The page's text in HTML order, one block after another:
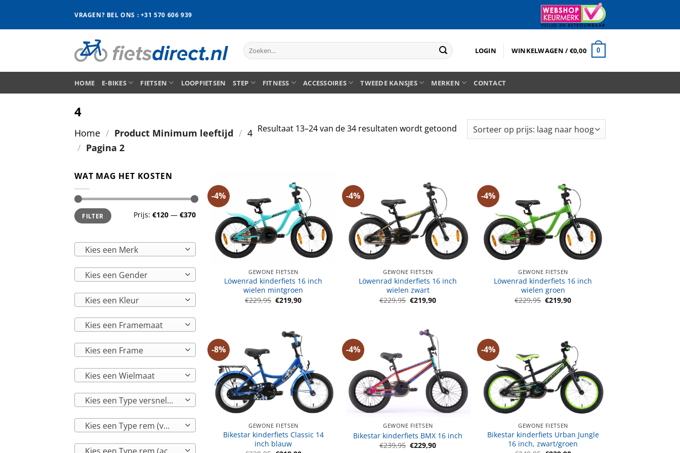
inhoud
VRAGEN? BEL ONS : +31 570 606 939
Zoeken
naar:
LOGIN WINKELWAGEN /€0,00 0
HOME E-BIKES FIETSEN LOOPFIETSEN STEP FITNESS ACCESSOIRES TWEEDE KANSJES MERKEN CONTACT
4
Home / Product Minimum leeftijd / 4
/ Pagina 2
Resultaat 13–24 van de 34 resultaten wordt getoondGesorteerd
WAT MAG HET KOSTEN
Min.
prijs
Max.
prijsFILTER Prijs: €120 — €370
Kies een Merk
Kies een Gender
Kies een Kleur
Kies een Framemaat
Kies een Frame
Kies een Wielmaat
Kies een Type versnelling
Kies een Type rem (voor)
-4%
GEWONE FIETSEN
Löwenrad kinderfiets 16 inch
wielen mintgroen
€229,95 Oorspronkelijke
€219,90Huidige
-4%
GEWONE FIETSEN
Löwenrad kinderfiets 16 inch
wielen zwart
€229,95 Oorspronkelijke
€219,90Huidige
-4%
GEWONE FIETSEN
Löwenrad kinderfiets 16 inch
wielen groen
€229,95 Oorspronkelijke
€219,90Huidige
-8%
GEWONE FIETSEN
Bikestar kinderfiets Classic 14
inch blauw
-4%
GEWONE FIETSEN
Bikestar kinderfiets BMX 16 inch
€239,95 Oorspronkelijke
€229,90Huidige
-4%
GEWONE FIETSEN
Bikestar kinderfiets Urban Jungle
16 inch, zwart/groen